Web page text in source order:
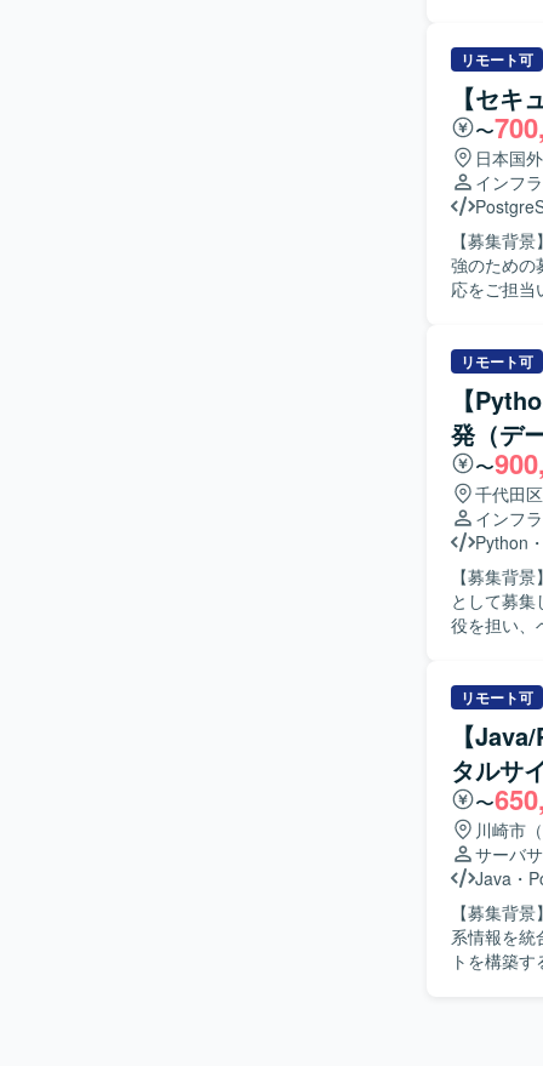
ミュニケー
力】 生成
知見を深
のノウハウも獲得いただけま
Lambda、
リモート可
【セ
〜
日本国外
インフ
【募集背
強のための募集です。 【作業内容】 弊社シス
応をご担当
よび通知
を基にした
物像】 セ
ただける方
推進していただける方が
DNS を対
止策の実
化や運用の脱属人化
脆弱性診
整備とい
リモート可
【
発（デ
〜
千代田
インフ
Python
【募集背
として募集しております。 【作業内容
役を担い、
での対応となります。 【求める人物像】
院・現場
ける手運
ける方が望ましいです。 【ポジションの
ーズに関わ
けます。
も蓄積していただけます。 【開発環
ービスを
Snowflake
リモート可
【
タルサ
〜
川崎市
サーバ
Java ・
【募集背
系情報を統
トを構築するための